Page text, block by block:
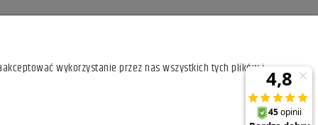
wykorzystanie przez nas wszystkich tych plików i